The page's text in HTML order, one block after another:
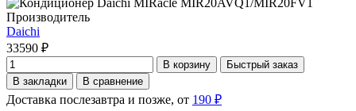
Производитель
Daichi
33590 ₽
В корзину
Быстрый заказ
В закладки
В сравнение
Доставка послезавтра и позже, от 190 ₽